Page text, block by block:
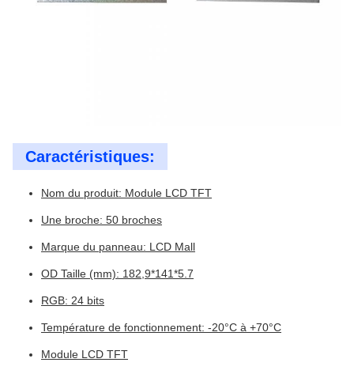
Caractéristiques:
Nom du produit: Module LCD TFT
Une broche: 50 broches
Marque du panneau: LCD Mall
OD Taille (mm): 182,9*141*5.7
RGB: 24 bits
Température de fonctionnement: -20°C à +70°C
Module LCD TFT